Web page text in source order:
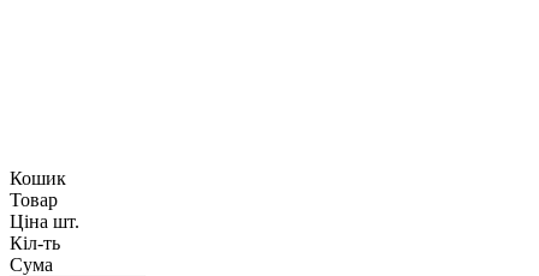
Кошик
Товар
Ціна шт.
Кіл-ть
Сума